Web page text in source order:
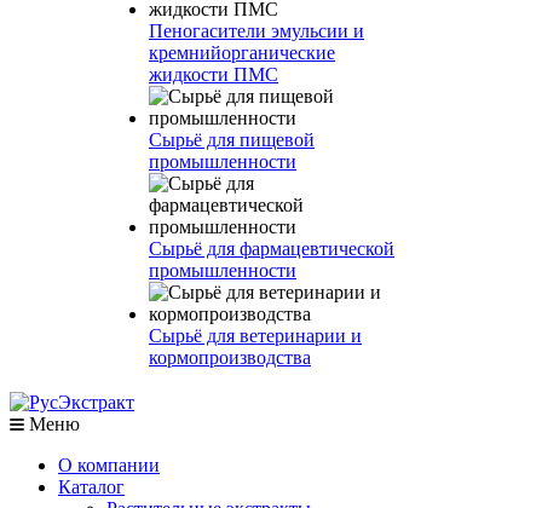
Пеногасители эмульсии и
кремнийорганические
жидкости ПМС
Сырьё для пищевой
промышленности
Сырьё для фармацевтической
промышленности
Сырьё для ветеринарии и
кормопроизводства
Меню
О компании
Каталог